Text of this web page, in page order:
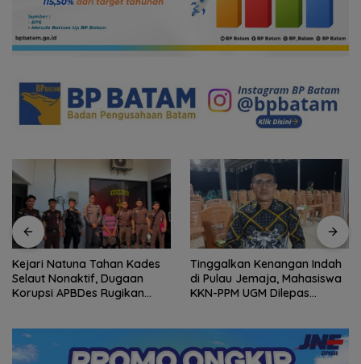
Kejari Natuna Tahan Kades
Selaut Nonaktif, Dugaan
Korupsi APBDes Rugikan
Tinggalkan Kenangan Indah
di Pulau Jemaja, Mahasiswa
KKN-PPM UGM Dilepas